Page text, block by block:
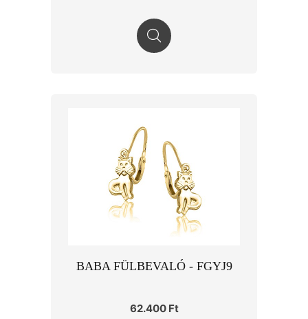
BABA FÜLBEVALÓ - FGYJ9
62.400 Ft